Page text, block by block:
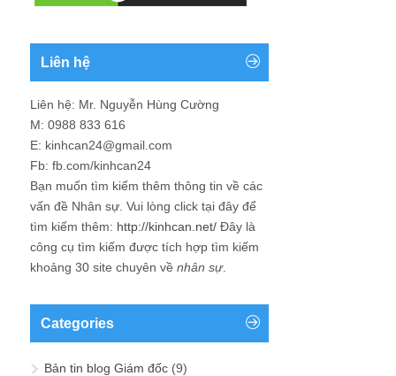
Liên hệ
Liên hệ: Mr. Nguyễn Hùng Cường
M: 0988 833 616
E: kinhcan24@gmail.com
Fb: fb.com/kinhcan24
Bạn muốn tìm kiếm thêm thông tin về các
vấn đề Nhân sự . Vui lòng click tại đây để
tìm kiếm thêm: http://kinhcan.net/ Đây là
công cụ tìm kiếm được tích hợp tìm kiếm
khoảng 30 site chuyên về nhân sự.
Categories
Bản tin blog Giám đốc (9)